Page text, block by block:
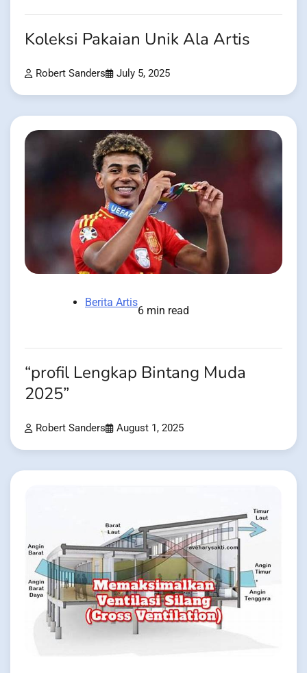
Koleksi Pakaian Unik Ala Artis
Robert Sanders July 5, 2025
Berita Artis
6 min read
“profil Lengkap Bintang Muda
2025”
Robert Sanders August 1, 2025